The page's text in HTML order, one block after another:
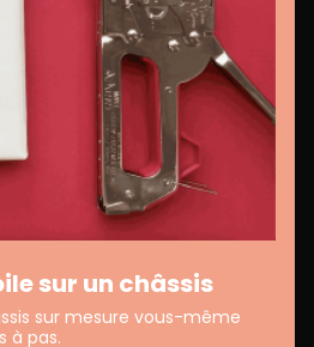
sur un châssis
sur mesure vous-même
à pas.